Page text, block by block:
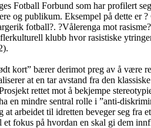
Fotball Forbund som har profilert
og publikum. Eksempel på dette er
fotball?. ?Vålerenga mot
klubb hvor rasistiske
kort” bærer derimot preg av å være
at en tar avstand fra den
rettet mot å bekjempe
en mindre sentral rolle i ”anti-
at arbeidet til idretten beveger seg fra
fokus på hvordan en skal gi dem